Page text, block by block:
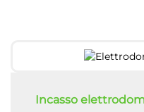
Incasso